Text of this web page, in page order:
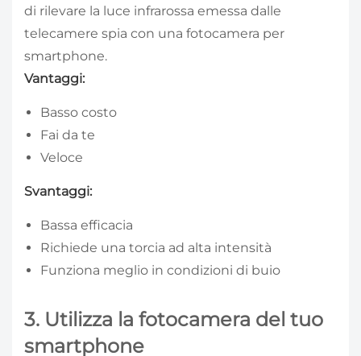
di rilevare la luce infrarossa emessa dalle
telecamere spia con una fotocamera per
smartphone.
Vantaggi:
Basso costo
Fai da te
Veloce
Svantaggi:
Bassa efficacia
Richiede una torcia ad alta intensità
Funziona meglio in condizioni di buio
3. Utilizza la fotocamera del tuo
smartphone